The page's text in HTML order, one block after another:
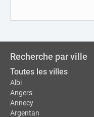
Recherche par ville
Toutes les villes
Albi
Angers
Annecy
Argentan